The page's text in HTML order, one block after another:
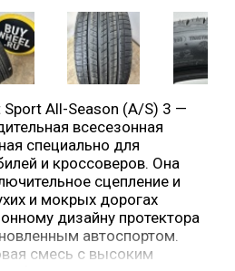
All-Season (A/S) 3 —
всесезонная
специально для
и кроссоверов. Она
сцепление и
и мокрых дорогах
дизайну протектора
автоспортом.
смесь с высоким